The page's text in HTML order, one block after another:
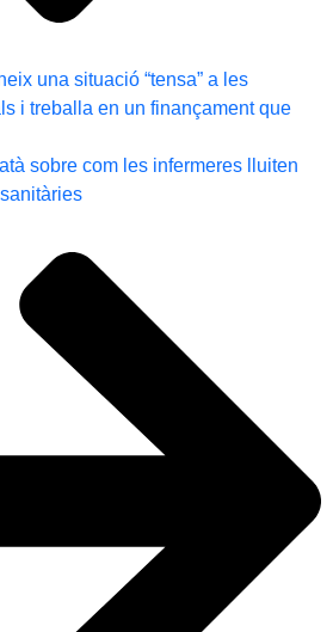
una situació “tensa” a les
i treballa en un finançament que
sobre com les infermeres lluiten